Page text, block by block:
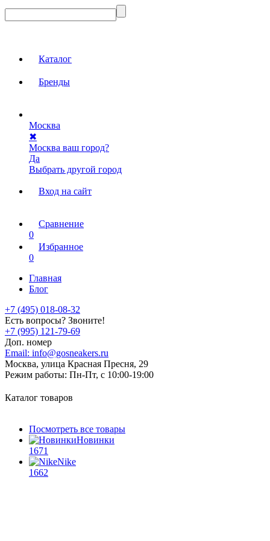
Каталог
Бренды
Москва
✖
Москва ваш город?
Да
Выбрать другой город
Вход на сайт
Сравнение
0
Избранное
0
Главная
Блог
+7 (495) 018-08-32
Есть вопросы? Звоните!
+7 (995) 121-79-69
Доп. номер
Email: info@gosneakers.ru
Москва, улица Красная Пресня, 29
Режим работы: Пн-Пт, с 10:00-19:00
Каталог товаров
Посмотреть все товары
Новинки
1671
Nike
1662